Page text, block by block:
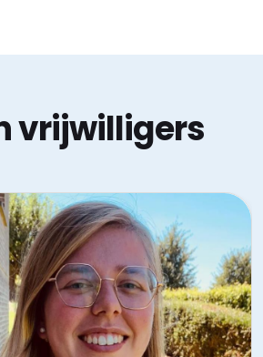
vrijwilligers